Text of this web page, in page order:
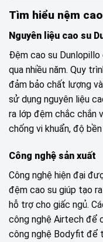
Tìm hiểu nệm
Nguyên liệu cao su
Đệm cao su
qua nhiều năm. Quy
đảm bảo chất lượng
sử dụng nguyên liệu
ra lớp đệm chắc chắn
chống vi khuẩn, độ
Công nghệ sản xuất
Công nghệ hiện đại
đệm cao su giúp tạo
hỗ trợ cho giấc ngủ.
công nghệ Airtech để
công nghệ Bodyfit để